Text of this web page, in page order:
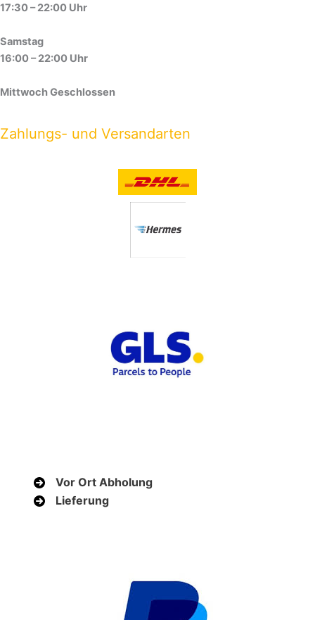
17:30 – 22:00 Uhr
Samstag
16:00 – 22:00 Uhr
Mittwoch Geschlossen
Zahlungs- und Versandarten
Vor Ort Abholung
Lieferung